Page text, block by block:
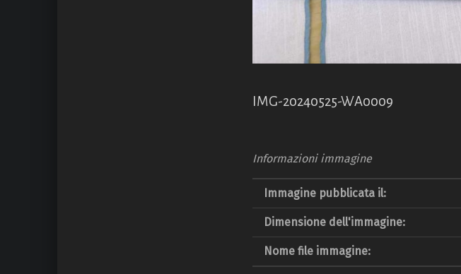
IMG-20240525-WA0009
Informazioni immagine
Immagine pubblicata il:
Dimensione dell'immagine:
Nome file immagine: